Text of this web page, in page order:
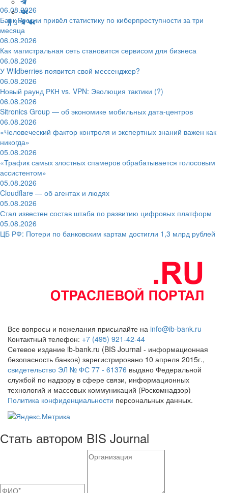
06.08.2026
Банк России привёл статистику по киберпреступности за три
месяца
06.08.2026
Как магистральная сеть становится сервисом для бизнеса
06.08.2026
У Wildberries появится свой мессенджер?
06.08.2026
Новый раунд РКН vs. VPN: Эволюция тактики (?)
06.08.2026
Sitronics Group — об экономике мобильных дата-центров
06.08.2026
«Человеческий фактор контроля и экспертных знаний важен как
никогда»
05.08.2026
«Трафик самых злостных спамеров обрабатывается голосовым
ассистентом»
05.08.2026
Cloudflare — об агентах и людях
05.08.2026
Стал известен состав штаба по развитию цифровых платформ
05.08.2026
ЦБ РФ: Потери по банковским картам достигли 1,3 млрд рублей
Все вопросы и пожелания присылайте на info@ib-bank.ru
Контактный телефон: +7 (495) 921-42-44
Сетевое издание ib-bank.ru (BIS Journal - информационная
безопасность банков) зарегистрировано 10 апреля 2015г.,
свидетельство ЭЛ № ФС 77 - 61376 выдано Федеральной
службой по надзору в сфере связи, информационных
технологий и массовых коммуникаций (Роскомнадзор)
Политика конфиденциальности персональных данных.
Стать автором BIS Journal